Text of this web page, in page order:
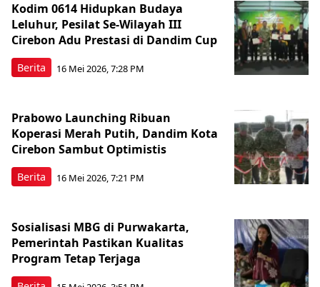
Berita
Kodim 0614 Hidupkan Budaya
Leluhur, Pesilat Se-Wilayah III
Cirebon Adu Prestasi di Dandim Cup
16 Mei 2026, 7:28 PM
Berita
Prabowo Launching Ribuan
Koperasi Merah Putih, Dandim Kota
Cirebon Sambut Optimistis
16 Mei 2026, 7:21 PM
Sosialisasi MBG di Purwakarta,
Pemerintah Pastikan Kualitas
Program Tetap Terjaga